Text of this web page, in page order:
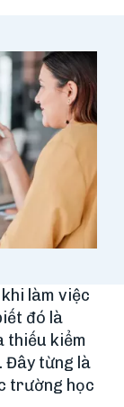
làm việc
đó là
thiếu kiểm
Đây từng là
trường học